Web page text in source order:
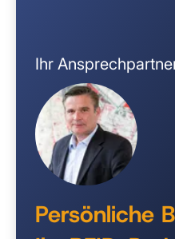
Ihr
Persönliche